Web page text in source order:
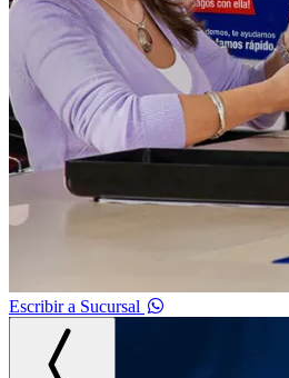
Escribir a Sucursal